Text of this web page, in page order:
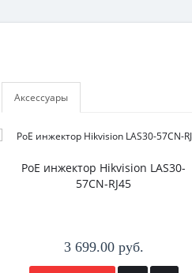
Аксессуары
РоЕ инжектор Hikvision LAS30-
57CN-RJ45
3 699.00 руб.